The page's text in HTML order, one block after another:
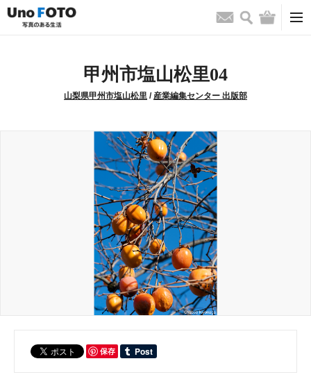
お問い合わせ
検索 バッグ
甲州市塩山松里04
山梨県甲州市塩山松里 /産業編集センター 出版部
保存